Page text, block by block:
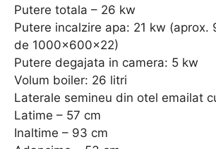
Putere totala – 26 kw
Putere incalzire apa: 21 kw (aprox.
de 1000x600x22)
Putere degajata in camera: 5 kw
Volum boiler: 26 litri
Laterale semineu din otel emailat
Latime – 57 cm
Inaltime – 93 cm